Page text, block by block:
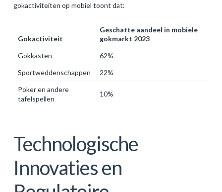
gokactiviteiten op mobiel toont dat:
Gokactiviteit
Geschatte aandeel in mobiele
gokmarkt 2023
Gokkasten
62%
Sportweddenschappen
22%
Poker en andere
tafelspellen
10%
Technologische
Innovaties en